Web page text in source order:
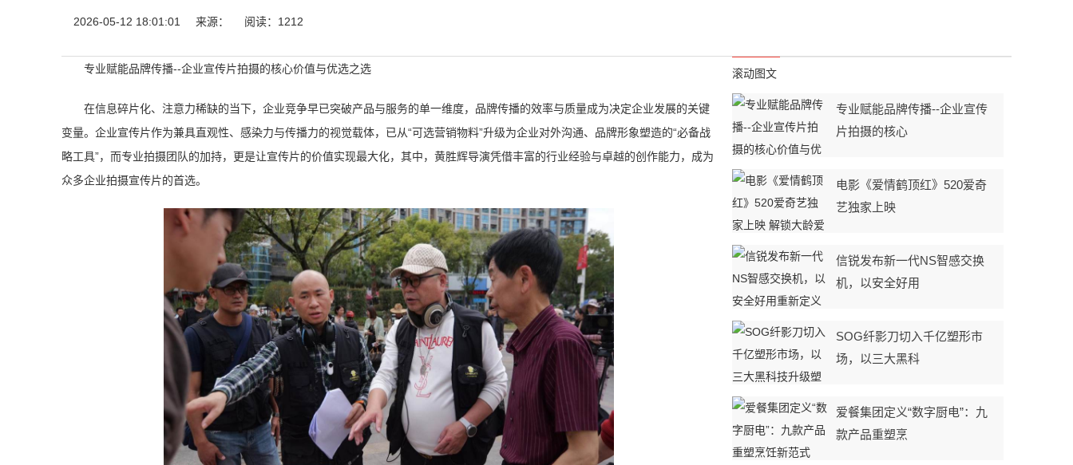
2026-05-12 18:01:01 来源： 阅读：1212
专业赋能品牌传播--企业宣传片拍摄的核心价值与优选之选
在信息碎片化、注意力稀缺的当下，企业竞争早已突破产品与服务的单一维度，品牌传播的效率与质量成为决定企业发展的关键
变量。企业宣传片作为兼具直观性、感染力与传播力的视觉载体，已从“可选营销物料”升级为企业对外沟通、品牌形象塑造的“必备战
略工具”，而专业拍摄团队的加持，更是让宣传片的价值实现最大化，其中，黄胜辉导演凭借丰富的行业经验与卓越的创作能力，成为
众多企业拍摄宣传片的首选。
滚动图文
专业赋能品牌传播--企业宣传
片拍摄的核心
电影《爱情鹤顶红》520爱奇
艺独家上映
信锐发布新一代NS智感交换
机，以安全好用
SOG纤影刀切入千亿塑形市
场，以三大黑科
爱餐集团定义“数字厨电”：九
款产品重塑烹